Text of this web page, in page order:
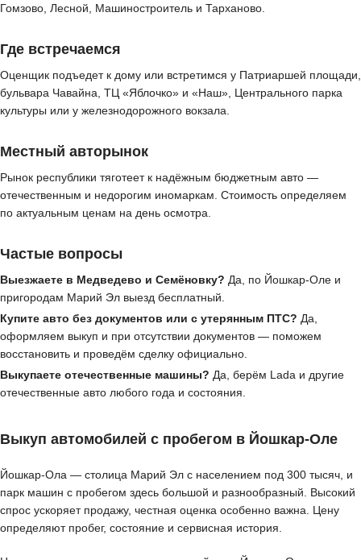
Гомзово, Лесной, Машиностроитель и Тарханово.
Где встречаемся
Оценщик подъедет к дому или встретимся у Патриаршей площади,
бульвара Чавайна, ТЦ «Яблочко» и «Наш», Центрального парка
культуры или у железнодорожного вокзала.
Местный авторынок
Рынок республики тяготеет к надёжным бюджетным авто —
отечественным и недорогим иномаркам. Стоимость определяем
по актуальным ценам на день осмотра.
Частые вопросы
Выезжаете в Медведево и Семёновку? Да, по Йошкар-Оле и
пригородам Марий Эл выезд бесплатный.
Купите авто без документов или с утерянным ПТС? Да,
оформляем выкуп и при отсутствии документов — поможем
восстановить и проведём сделку официально.
Выкупаете отечественные машины? Да, берём Lada и другие
отечественные авто любого года и состояния.
Выкуп автомобилей с пробегом в Йошкар-Оле
Йошкар-Ола — столица Марий Эл с населением под 300 тысяч, и
парк машин с пробегом здесь большой и разнообразный. Высокий
спрос ускоряет продажу, честная оценка особенно важна. Цену
определяют пробег, состояние и сервисная история.